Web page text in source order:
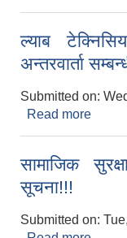
ल्याब
अन्तरवार्ता
Submitted on:
Read more
सामाजिक
सूचना!!!
Submitted on: